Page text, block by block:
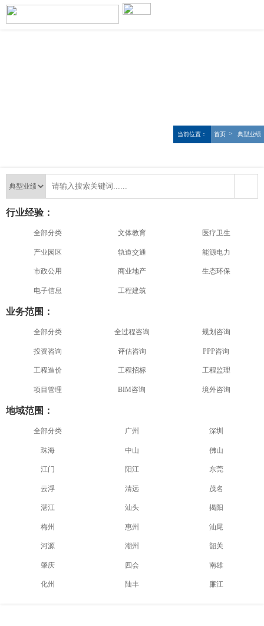
当前位置： 首页 > 典型业绩
行业经验：
全部分类 文体教育 医疗卫生
产业园区 轨道交通 能源电力
市政公用 商业地产 生态环保
电子信息 工程建筑
业务范围：
全部分类 全过程咨询 规划咨询
投资咨询 评估咨询 PPP咨询
工程造价 工程招标 工程监理
项目管理 BIM咨询 境外咨询
地域范围：
全部分类 广州 深圳
珠海 中山 佛山
江门 阳江 东莞
云浮 清远 茂名
湛江 汕头 揭阳
梅州 惠州 汕尾
河源 潮州 韶关
肇庆 四会 南雄
化州 陆丰 廉江